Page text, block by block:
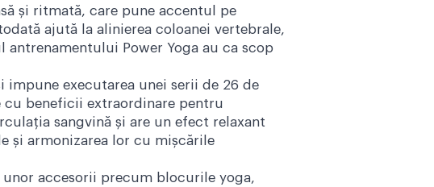
și ritmată, care pune accentul pe
ajută la alinierea coloanei vertebrale,
Power Yoga au ca scop
executarea unei serii de 26 de
cu beneficii extraordinare pentru
sangvină și are un efect relaxant
și armonizarea lor cu mișcările
accesorii precum blocurile yoga,